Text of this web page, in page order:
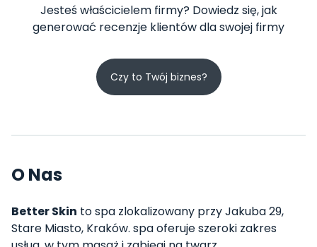
Jesteś właścicielem firmy? Dowiedz się, jak
generować recenzje klientów dla swojej firmy
Czy to Twój biznes?
O Nas
Better Skin to spa zlokalizowany przy Jakuba 29,
Stare Miasto, Kraków. spa oferuje szeroki zakres